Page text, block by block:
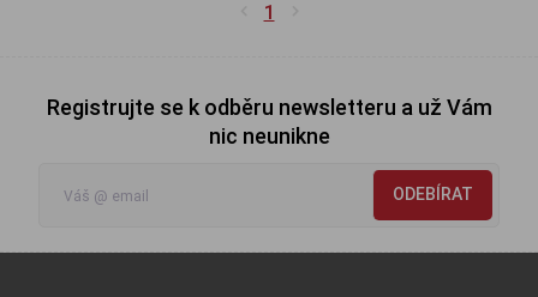
1
Registrujte se k odběru newsletteru a už Vám
nic neunikne
ODEBÍRAT